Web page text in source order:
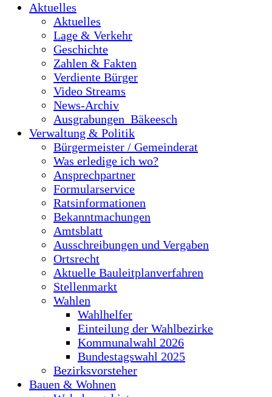
Aktuelles
Aktuelles
Lage & Verkehr
Geschichte
Zahlen & Fakten
Verdiente Bürger
Video Streams
News-Archiv
Ausgrabungen_Bäkeesch
Verwaltung & Politik
Bürgermeister / Gemeinderat
Was erledige ich wo?
Ansprechpartner
Formularservice
Ratsinformationen
Bekanntmachungen
Amtsblatt
Ausschreibungen und Vergaben
Ortsrecht
Aktuelle Bauleitplanverfahren
Stellenmarkt
Wahlen
Wahlhelfer
Einteilung der Wahlbezirke
Kommunalwahl 2026
Bundestagswahl 2025
Bezirksvorsteher
Bauen & Wohnen